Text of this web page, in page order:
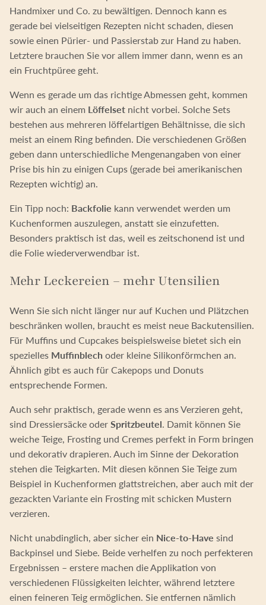
Handmixer und Co. zu bewältigen. Dennoch kann es
gerade bei vielseitigen Rezepten nicht schaden, diesen
sowie einen Pürier- und Passierstab zur Hand zu haben.
Letztere brauchen Sie vor allem immer dann, wenn es an
ein Fruchtpüree geht.
Wenn es gerade um das richtige Abmessen geht, kommen
wir auch an einem Löffelset nicht vorbei. Solche Sets
bestehen aus mehreren löffelartigen Behältnisse, die sich
meist an einem Ring befinden. Die verschiedenen Größen
geben dann unterschiedliche Mengenangaben von einer
Prise bis hin zu einigen Cups (gerade bei amerikanischen
Rezepten wichtig) an.
Ein Tipp noch: Backfolie kann verwendet werden um
Kuchenformen auszulegen, anstatt sie einzufetten.
Besonders praktisch ist das, weil es zeitschonend ist und
die Folie wiederverwendbar ist.
Mehr Leckereien – mehr Utensilien
Wenn Sie sich nicht länger nur auf Kuchen und Plätzchen
beschränken wollen, braucht es meist neue Backutensilien.
Für Muffins und Cupcakes beispielsweise bietet sich ein
spezielles Muffinblech oder kleine Silikonförmchen an.
Ähnlich gibt es auch für Cakepops und Donuts
entsprechende Formen.
Auch sehr praktisch, gerade wenn es ans Verzieren geht,
sind Dressiersäcke oder Spritzbeutel . Damit können Sie
weiche Teige, Frosting und Cremes perfekt in Form bringen
und dekorativ drapieren. Auch im Sinne der Dekoration
stehen die Teigkarten. Mit diesen können Sie Teige zum
Beispiel in Kuchenformen glattstreichen, aber auch mit der
gezackten Variante ein Frosting mit schicken Mustern
verzieren.
Nicht unabdinglich, aber sicher ein Nice-to-Have sind
Backpinsel und Siebe. Beide verhelfen zu noch perfekteren
Ergebnissen – erstere machen die Applikation von
verschiedenen Flüssigkeiten leichter, während letztere
einen feineren Teig ermöglichen. Sie entfernen nämlich